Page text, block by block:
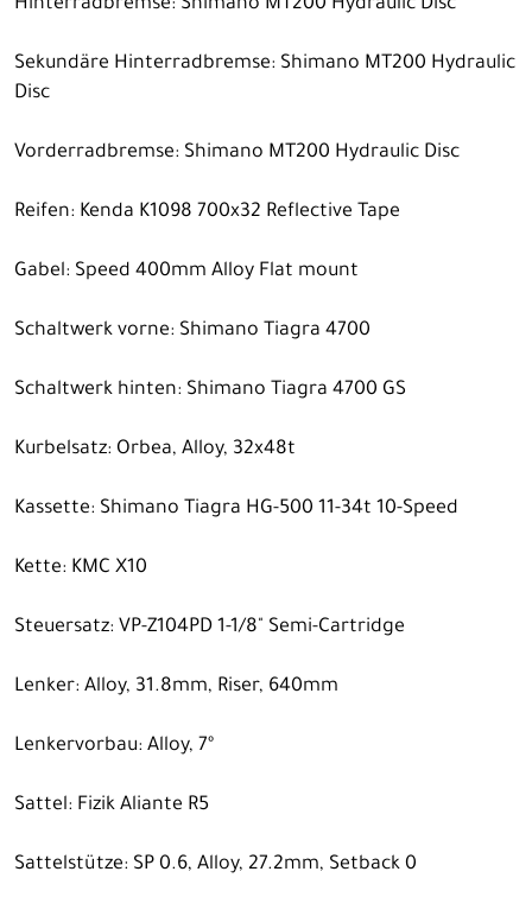
Hinterradbremse: Shimano MT200 Hydraulic Disc
Sekundäre Hinterradbremse: Shimano MT200 Hydraulic
Disc
Vorderradbremse: Shimano MT200 Hydraulic Disc
Reifen: Kenda K1098 700x32 Reflective Tape
Gabel: Speed 400mm Alloy Flat mount
Schaltwerk vorne: Shimano Tiagra 4700
Schaltwerk hinten: Shimano Tiagra 4700 GS
Kurbelsatz: Orbea, Alloy, 32x48t
Kassette: Shimano Tiagra HG-500 11-34t 10-Speed
Kette: KMC X10
Steuersatz: VP-Z104PD 1-1/8" Semi-Cartridge
Lenker: Alloy, 31.8mm, Riser, 640mm
Lenkervorbau: Alloy, 7º
Sattel: Fizik Aliante R5
Sattelstütze: SP 0.6, Alloy, 27.2mm, Setback 0